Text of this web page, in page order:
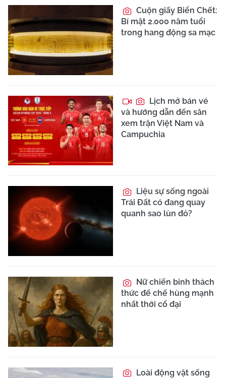
Cuộn giấy Biển Chết:
Bí mật 2.000 năm tuổi
trong hang động sa mạc
Lịch mở bán vé
và hướng dẫn đến sân
xem trận Việt Nam và
Campuchia
Liệu sự sống ngoài
Trái Đất có đang quay
quanh sao lùn đỏ?
Nữ chiến binh thách
thức đế chế hùng mạnh
nhất thời cổ đại
Loài động vật sống